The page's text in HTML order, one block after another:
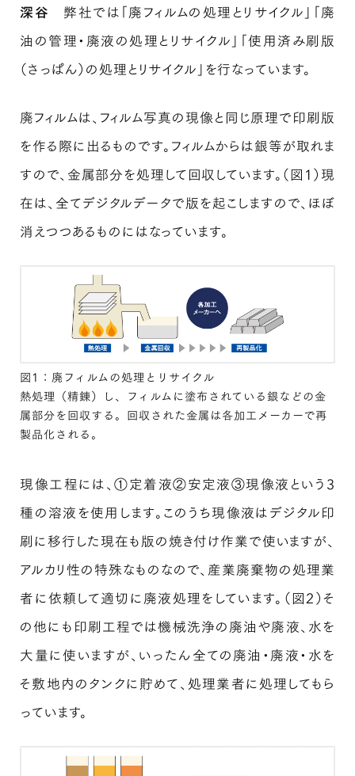
深谷 弊社では「廃フィルムの処理とリサイクル」「廃
油の管理・廃液の処理とリサイクル」「使用済み刷版
（さっぱん）の処理とリサイクル」を行なっています。
廃フィルムは、フィルム写真の現像と同じ原理で印刷版
を作る際に出るものです。フィルムからは銀等が取れま
すので、金属部分を処理して回収しています。（図1）現
在は、全てデジタルデータで版を起こしますので、ほぼ
消えつつあるものにはなっています。
図1：廃フィルムの処理とリサイクル
熱処理（精錬）し、フィルムに塗布されている銀などの金
属部分を回収する。回収された金属は各加工メーカーで再
製品化される。
現像工程には、①定着液②安定液③現像液という3
種の溶液を使用します。このうち現像液はデジタル印
刷に移行した現在も版の焼き付け作業で使いますが、
アルカリ性の特殊なものなので、産業廃棄物の処理業
者に依頼して適切に廃液処理をしています。（図2）そ
の他にも印刷工程では機械洗浄の廃油や廃液、水を
大量に使いますが、いったん全ての廃油・廃液・水を
そ敷地内のタンクに貯めて、処理業者に処理してもら
っています。